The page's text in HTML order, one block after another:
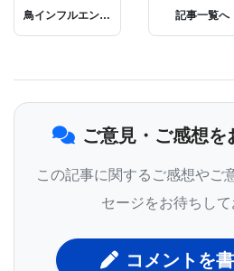
量に関してはどちらのグルー
合、乳幼児期、典型的糖尿病
か月も何年も前からこの2つ
な違いが見られた。
細菌のコロニーはマイクロバ
が宿主に影響を与える。以前
鳥インフルエンザ新株、哺乳動物、ヒトに適応を確認 記事一覧へ
ご意見・ご感想を
この記事に関するご感想やご
セージをお待ちして
コメントを